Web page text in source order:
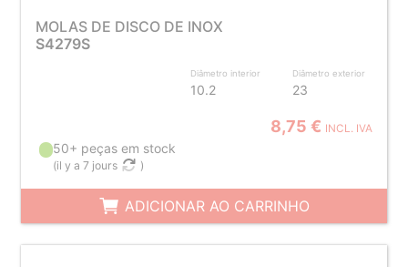
MOLAS DE DISCO DE INOX
S4279S
Diâmetro interior
10.2
Diâmetro exterior
23
8,75 € INCL. IVA
50+ peças em stock
(il y a 7 jours )
ADICIONAR AO CARRINHO